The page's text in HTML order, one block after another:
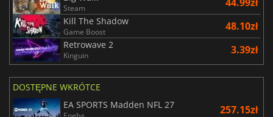
Steam 44.99zł
Kill The Shadow
Game Boost 48.10zł
Retrowave 2
Kinguin 3.39zł
DOSTĘPNE WKRÓTCE
EA SPORTS Madden NFL 27
257.15zł